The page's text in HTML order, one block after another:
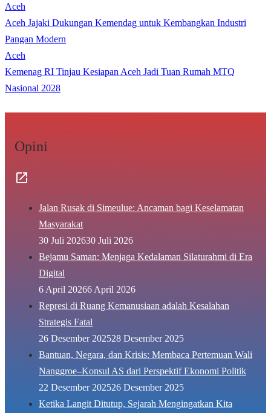
Aceh
Aceh Jajaki Dukungan Kemendag untuk Kembangkan Industri
Pangan Modern
Aceh
Kemenag RI Tinjau Kesiapan Aceh Jadi Tuan Rumah MTQ
Nasional 2028
Opini
Jalan Rusak di Simeulue: Ancaman bagi Keselamatan
Masyarakat
30 Juli 202630 Juli 2026
Bejamu Saman: Menjaga Kedalaman Silaturahmi di Era
Digital
6 April 20266 April 2026
Represi di Ruang Kemanusiaan adalah Kesalahan
Strategis Fatal
26 Desember 202528 Desember 2025
Bantuan, Negara, dan Krisis: Membaca Pertemuan Wali
Nanggroe–Konsul AS dari Perspektif Ekonomi Politik
22 Desember 202526 Desember 2025
Ketika Langit Ditutup, Sejarah Mengingatkan Kita